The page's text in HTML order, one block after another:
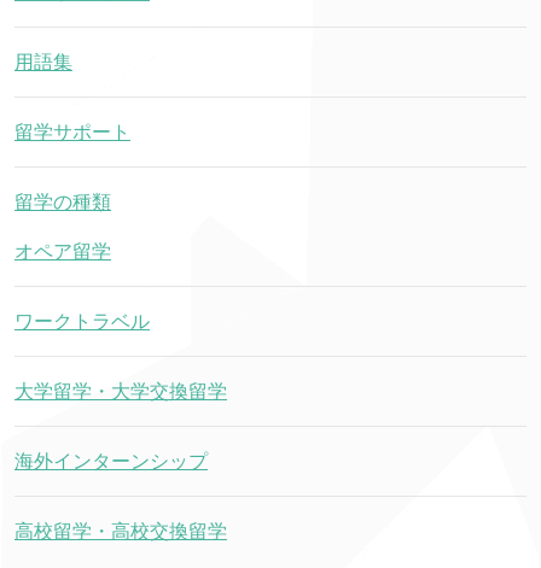
用語集
留学サポート
留学の種類
オペア留学
ワークトラベル
大学留学・大学交換留学
海外インターンシップ
高校留学・高校交換留学